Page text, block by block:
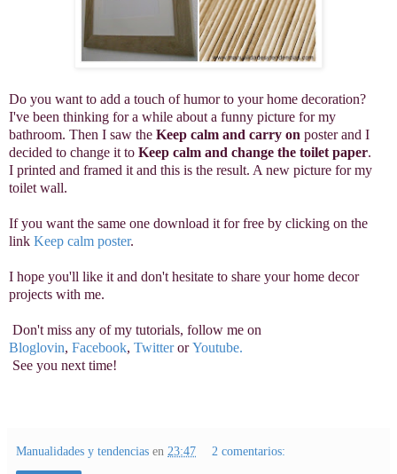
Do you want to add a touch of humor to your home decoration?
I've been thinking for a while about a funny picture for my
bathroom. Then I saw the Keep calm and carry on poster and I
decided to change it to Keep calm and change the toilet paper.
I printed and framed it and this is the result. A new picture for my
toilet wall.
If you want the same one download it for free by clicking on the
link Keep calm poster.
I hope you'll like it and don't hesitate to share your home decor
projects with me.
Don't miss any of my tutorials, follow me on
Bloglovin, Facebook, TwitterorYoutube.
See you next time!
Manualidades y tendencias en 23:47 2 comentarios: